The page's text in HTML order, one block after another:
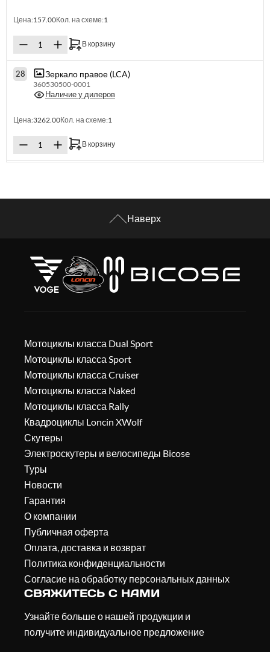
Цена:157.00Кол. на схеме:1
В корзину
28 Зеркало правое (LCA)
360530500-0001
Наличие у дилеров
Цена:3262.00Кол. на схеме:1
В корзину
Наверх
Мотоциклы класса Dual Sport
Мотоциклы класса Sport
Мотоциклы класса Cruiser
Мотоциклы класса Naked
Мотоциклы класса Rally
Квадроциклы Loncin XWolf
Скутеры
Электроскутеры и велосипеды Bicose
Туры
Новости
Гарантия
О компании
Публичная оферта
Оплата, доставка и возврат
Политика конфиденциальности
Согласие на обработку персональных данных
СВЯЖИТЕСЬ С НАМИ
Узнайте больше о нашей продукции и
получите индивидуальное предложение